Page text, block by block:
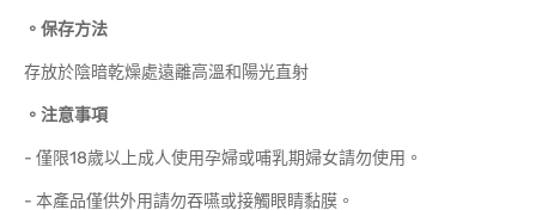
。保存方法
存放於陰暗乾燥處遠離高溫和陽光直射
。注意事項
- 僅限18歲以上成人使用孕婦或哺乳期婦女請勿使用。
- 本產品僅供外用請勿吞嚥或接觸眼睛黏膜。